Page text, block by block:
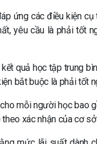
ứng các điều kiện cụ
yêu cầu là phải tốt
quả học tập trung
bắt buộc là phải tốt
mỗi người học bao
xác nhận của cơ